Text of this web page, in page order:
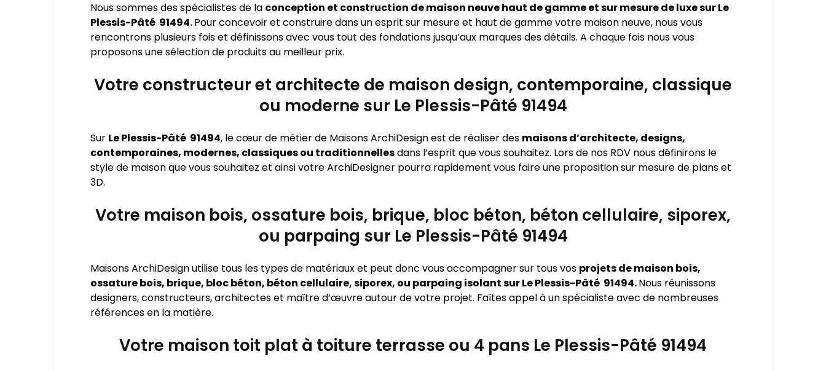
Nous sommes des spécialistes de la conception et construction de maison neuve haut de gamme et sur mesure de luxe sur Le
Plessis-Pâté 91494.Pour concevoir et construire dans un esprit sur mesure et haut de gamme votre maison neuve, nous vous
rencontrons plusieurs fois et définissons avec vous tout des fondations jusqu’aux marques des détails. A chaque fois nous vous
proposons une sélection de produits au meilleur prix.
Votre constructeur et architecte de maison design, contemporaine, classique
ou moderne sur Le Plessis-Pâté 91494
Sur Le Plessis-Pâté 91494, le cœur de métier de Maisons ArchiDesign est de réaliser des maisons d’architecte, designs,
contemporaines, modernes, classiques ou traditionnellesdans l’esprit que vous souhaitez. Lors de nos RDV nous définirons le
style de maison que vous souhaitez et ainsi votre ArchiDesigner pourra rapidement vous faire une proposition sur mesure de plans et
3D.
Votre maison bois, ossature bois, brique, bloc béton, béton cellulaire, siporex,
ou parpaing sur Le Plessis-Pâté 91494
Maisons ArchiDesign utilise tous les types de matériaux et peut donc vous accompagner sur tous vos projets de maison bois,
ossature bois, brique, bloc béton, béton cellulaire, siporex, ou parpaing isolant sur Le Plessis-Pâté 91494.Nous réunissons
designers, constructeurs, architectes et maître d’œuvre autour de votre projet. Faîtes appel à un spécialiste avec de nombreuses
références en la matière.
Votre maison toit plat à toiture terrasse ou 4 pans Le Plessis-Pâté 91494